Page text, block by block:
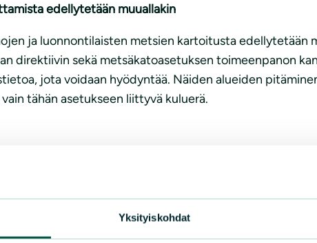
Yksityiskohdat
edellytetään muuallakin
ja luonnontilaisten metsien kartoitusta edellytetään
direktiivin sekä metsäkatoasetuksen toimeenpanon
jota voidaan hyödyntää. Näiden alueiden
tähän asetukseen liittyvä kuluerä.